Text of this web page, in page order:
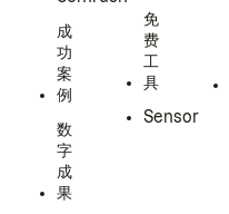
成
功
案
例
数
字
成
果
免
费
工
具
Sensor